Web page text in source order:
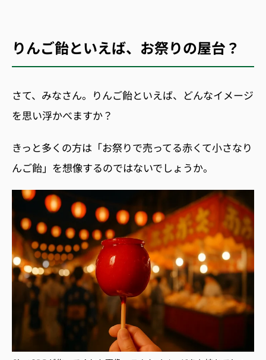
りんご飴といえば、お祭りの屋台？
さて、みなさん。りんご飴といえば、どんなイメージ
を思い浮かべますか？
きっと多くの方は「お祭りで売ってる赤くて小さなり
んご飴」を想像するのではないでしょうか。